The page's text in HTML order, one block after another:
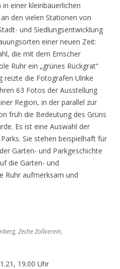
einer kleinbäuerlichen
den vielen Stationen von
und Siedlungsentwicklung
einer neuen Zeit:
die mit dem Emscher
Ruhr ein „grünes Rückgrat“
reizte die Fotografen Ulrike
63 Fotos der Ausstellung
Region, in der parallel zur
früh die Bedeutung des Grüns
Es ist eine Auswahl der
Sie stehen beispielhaft für
Garten- und Parkgeschichte
die Garten- und
Ruhr aufmerksam und
Zeche Zollverein,
19.00 Uhr